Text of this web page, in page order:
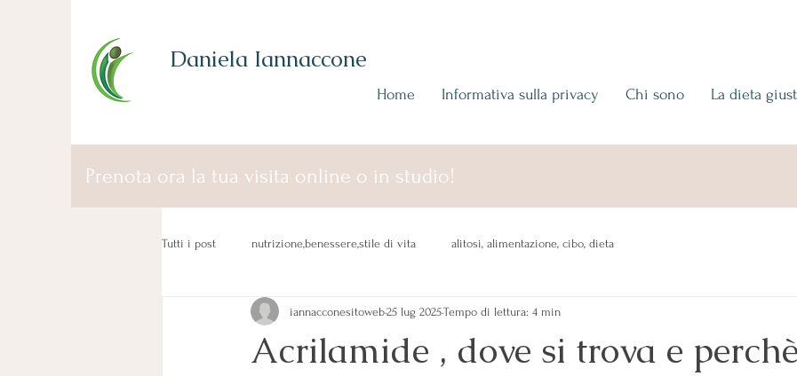
Daniela Iannaccone
Home Informativa sulla privacy Chi sono La dieta
Prenota ora la tua visita online o in studio!
Tutti i post nutrizione,benessere,stile di vita alitosi, alimentazione, cibo, dieta
Acrilamide , dove si trova e
iannacconesitoweb25 lug 2025Tempo di lettura: 4 min